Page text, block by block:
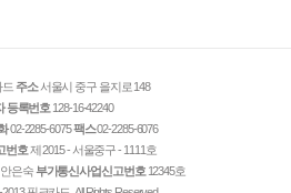
주소서울시 중구 을지로 148
등록번호 128-16-42240
02-2285-6075팩스02-2285-6076
번호제 2015 - 서울중구 - 1111호
은숙부가통신사업신고번호12345호